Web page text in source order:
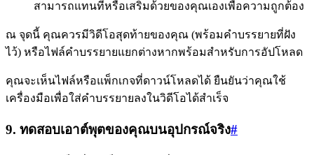
สามารถแทนที่หรือเสริมด้วยของคุณเองเพื่อความถูกต้อง
ณ จุดนี้ คุณควรมีวิดีโอสุดท้ายของคุณ (พร้อมคำบรรยายที่ฝัง
ไว้) หรือไฟล์คำบรรยายแยกต่างหากพร้อมสำหรับการอัปโหลด
คุณจะเห็นไฟล์หรือแพ็กเกจที่ดาวน์โหลดได้ ยืนยันว่าคุณใช้
เครื่องมือเพื่อใส่คำบรรยายลงในวิดีโอได้สำเร็จ
9. ทดสอบเอาต์พุตของคุณบนอุปกรณ์จริง#